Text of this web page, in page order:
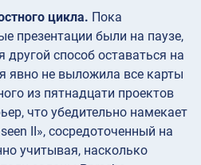
цикла. Пока
презентации были на паузе,
другой способ оставаться на
явно не выложила все карты
из пятнадцати проектов
что убедительно намекает
II», сосредоточенный на
учитывая, насколько